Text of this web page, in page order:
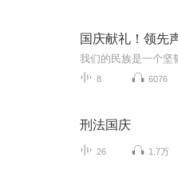
国庆献礼！领先
8 6076
刑法国庆
26 1.7万